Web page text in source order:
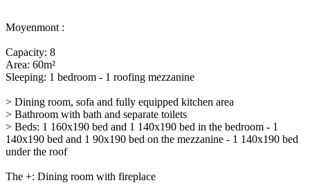
Moyenmont :
Capacity: 8
Area: 60m²
Sleeping: 1 bedroom - 1 roofing mezzanine
> Dining room, sofa and fully equipped kitchen area
> Bathroom with bath and separate toilets
> Beds: 1 160x190 bed and 1 140x190 bed in the bedroom - 1
140x190 bed and 1 90x190 bed on the mezzanine - 1 140x190 bed
under the roof
The +: Dining room with fireplace